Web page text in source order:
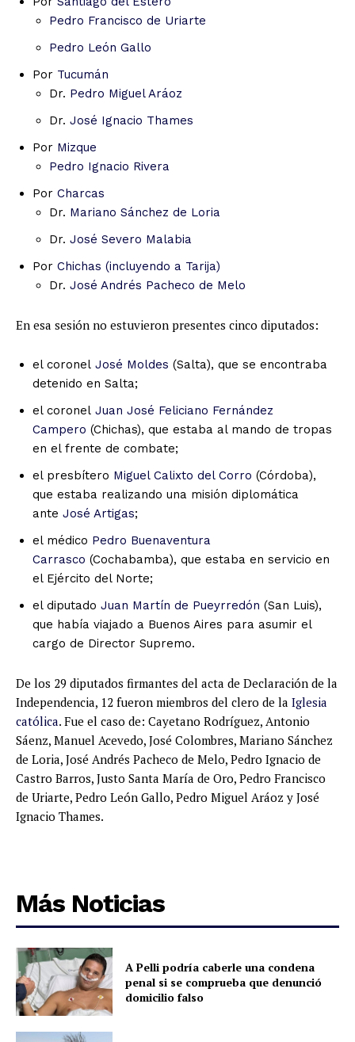
Pedro Francisco de Uriarte
Pedro León Gallo
Por Tucumán
Dr. Pedro Miguel Aráoz
Dr. José Ignacio Thames
Por Mizque
Pedro Ignacio Rivera
Por Charcas
Dr. Mariano Sánchez de Loria
Dr. José Severo Malabia
Por Chichas (incluyendo a Tarija)
Dr. José Andrés Pacheco de Melo
En esa sesión no estuvieron presentes cinco diputados:
el coronel José Moldes (Salta), que se encontraba
detenido en Salta;
el coronel Juan José Feliciano Fernández
Campero (Chichas), que estaba al mando de tropas
en el frente de combate;
el presbítero Miguel Calixto del Corro (Córdoba),
que estaba realizando una misión diplomática
ante José Artigas;
el médico Pedro Buenaventura
Carrasco (Cochabamba), que estaba en servicio en
el Ejército del Norte;
el diputado Juan Martín de Pueyrredón (San Luis),
que había viajado a Buenos Aires para asumir el
cargo de Director Supremo.
De los 29 diputados firmantes del acta de Declaración de la
Independencia, 12 fueron miembros del clero de la Iglesia
católica. Fue el caso de: Cayetano Rodríguez, Antonio
Sáenz, Manuel Acevedo, José Colombres, Mariano Sánchez
de Loria, José Andrés Pacheco de Melo, Pedro Ignacio de
Castro Barros, Justo Santa María de Oro, Pedro Francisco
de Uriarte, Pedro León Gallo, Pedro Miguel Aráoz y José
Ignacio Thames.
Más Noticias
A Pelli podría caberle una condena
penal si se comprueba que denunció
domicilio falso